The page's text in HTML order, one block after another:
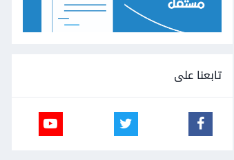
تابعنا على